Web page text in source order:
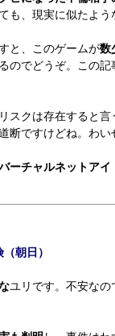
も、現実に似たよ
と、このゲームが数
のでどうぞ。この
スクは存在すると
断ですけどね。わ
ーチャルネットア
朝日）
ユリです。不安なの